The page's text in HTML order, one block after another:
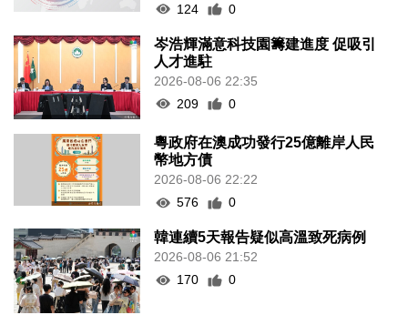
124
0
岑浩輝滿意科技園籌建進度 促吸引
人才進駐
2026-08-06 22:35
209
0
粵政府在澳成功發行25億離岸人民
幣地方債
2026-08-06 22:22
576
0
韓連續5天報告疑似高溫致死病例
2026-08-06 21:52
170
0